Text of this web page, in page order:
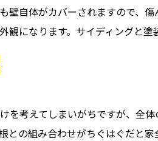
壁自体がカバーされますので、
観になります。サイディングと塗
を考えてしまいがちですが、全
との組み合わせがちぐはぐだと